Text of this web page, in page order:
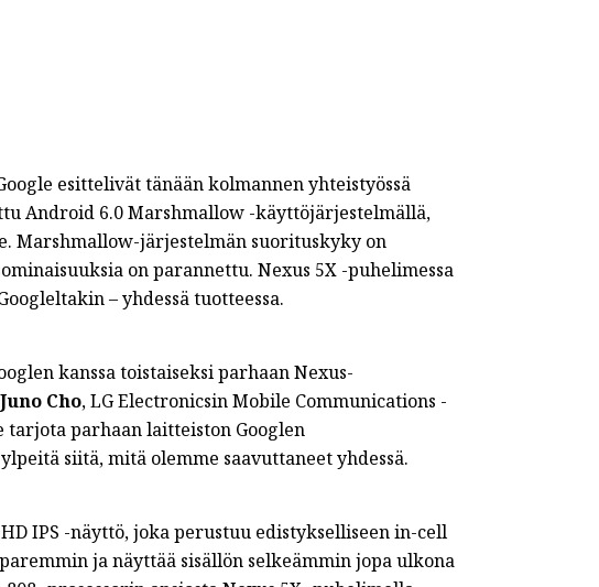
esittelivät tänään kolmannen yhteistyössä
Android 6.0 Marshmallow -käyttöjärjestelmällä,
Marshmallow-järjestelmän suorituskyky on
on parannettu. Nexus 5X -puhelimessa
– yhdessä tuotteessa.
kanssa toistaiseksi parhaan Nexus-
Juno Cho, LG Electronicsin Mobile Communications -
parhaan laitteiston Googlen
siitä, mitä olemme saavuttaneet yhdessä.
IPS -näyttö, joka perustuu edistykselliseen in-cell
ja näyttää sisällön selkeämmin jopa ulkona